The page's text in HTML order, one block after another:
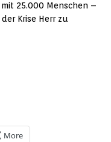
25.000 Menschen –
Krise Herr zu
More